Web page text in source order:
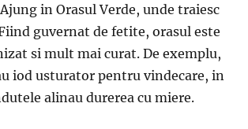
in Orasul Verde, unde traiesc
guvernat de fetite, orasul este
si mult mai curat. De exemplu,
iod usturator pentru vindecare, in
alinau durerea cu miere.